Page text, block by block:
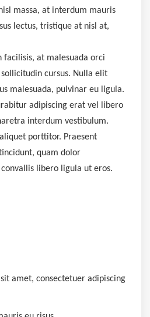
massa, at interdum mauris
lectus, tristique at nisl at,
facilisis, at malesuada orci
cursus. Nulla elit
malesuada, pulvinar eu ligula.
adipiscing erat vel libero
interdum vestibulum.
porttitor. Praesent
quam dolor
libero ligula ut eros.
amet, consectetuer adipiscing